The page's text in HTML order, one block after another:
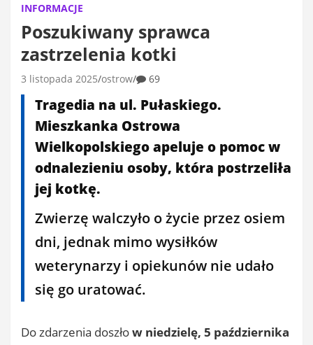
INFORMACJE
Poszukiwany sprawca
zastrzelenia kotki
3 listopada 2025 ostrow 69
Tragedia na ul. Pułaskiego.
Mieszkanka Ostrowa
Wielkopolskiego apeluje o pomoc w
odnalezieniu osoby, która postrzeliła
jej kotkę.
Zwierzę walczyło o życie przez osiem
dni, jednak mimo wysiłków
weterynarzy i opiekunów nie udało
się go uratować.
Do zdarzenia doszłow niedzielę, 5 października